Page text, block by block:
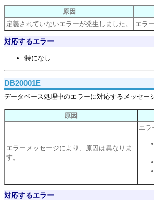
原因
定義されていないエラーが発生しました。
エラ
対応するエラー
特になし
DB20001E
データベース処理中のエラーに対応するメッセー
原因
エラーメッセージにより、原因は異なりま
す。
エ
対応するエラー